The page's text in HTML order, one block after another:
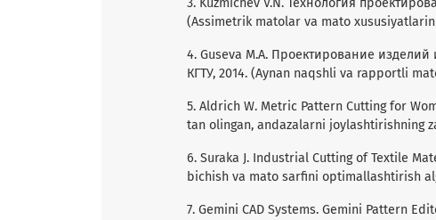
3. Kuzmichev V.N. Технология
(Assimetrik matolar va mato
4. Guseva M.A. Проектирование
КГТУ, 2014. (Aynan naqshli va rapportli
5. Aldrich W. Metric Pattern Cutting for
tan olingan, andazalarni joylashtirishning
6. Suraka J. Industrial Cutting of Textile
bichish va mato sarfini optimallashtirish
7. Gemini CAD Systems. Gemini Pattern